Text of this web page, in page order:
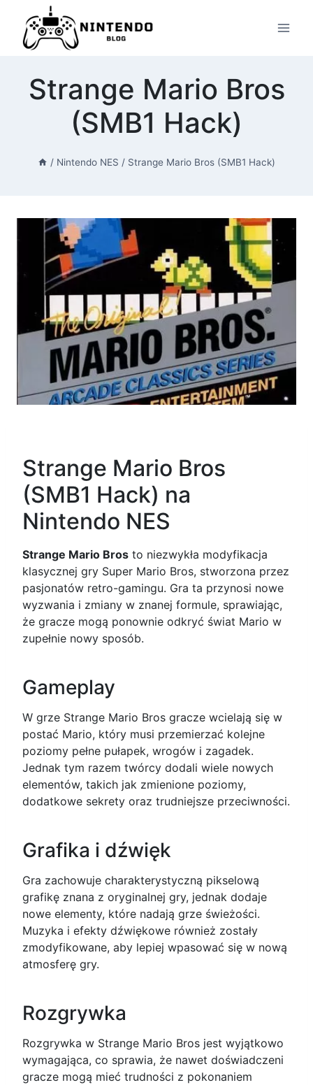
Przeskocz
treści
Strange Mario Bros
(SMB1 Hack)
/ Nintendo NES / Strange Mario Bros (SMB1 Hack)
Strange Mario Bros
(SMB1 Hack) na
Nintendo NES
Strange Mario Bros to niezwykła modyfikacja
klasycznej gry Super Mario Bros, stworzona przez
pasjonatów retro-gamingu. Gra ta przynosi nowe
wyzwania i zmiany w znanej formule, sprawiając,
że gracze mogą ponownie odkryć świat Mario w
zupełnie nowy sposób.
Gameplay
W grze Strange Mario Bros gracze wcielają się w
postać Mario, który musi przemierzać kolejne
poziomy pełne pułapek, wrogów i zagadek.
Jednak tym razem twórcy dodali wiele nowych
elementów, takich jak zmienione poziomy,
dodatkowe sekrety oraz trudniejsze przeciwności.
Grafika i dźwięk
Gra zachowuje charakterystyczną pikselową
grafikę znana z oryginalnej gry, jednak dodaje
nowe elementy, które nadają grze świeżości.
Muzyka i efekty dźwiękowe również zostały
zmodyfikowane, aby lepiej wpasować się w nową
atmosferę gry.
Rozgrywka
Rozgrywka w Strange Mario Bros jest wyjątkowo
wymagająca, co sprawia, że nawet doświadczeni
gracze mogą mieć trudności z pokonaniem